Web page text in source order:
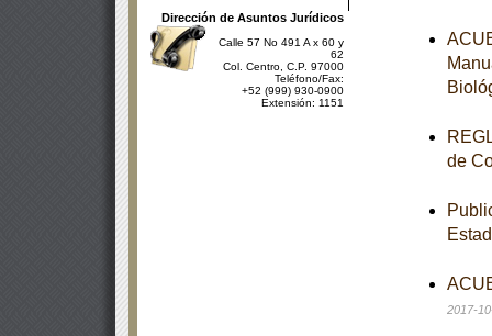
Dirección de Asuntos Jurídicos
Calle 57 No 491 A x 60 y
62
Col. Centro, C.P. 97000
Teléfono/Fax:
+52 (999) 930-0900
Extensión: 1151
de
2017-